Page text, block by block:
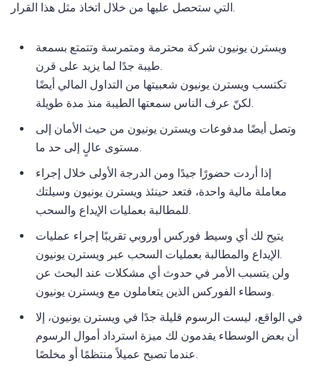
التي ستحصل عليها من خلال اتخاذ مثل هذا القرار.
ويسترن يونيون شركة محترمة ومتمرسة وتتمتع بسمعة
طيبة جدًا لما يزيد على قرن.
تكتسب ويسترن يونيون شعبيتها من التداول المالي أيضًا
لكنّ عرف الناس سمعتها الطيبة منذ مدة طويلة.
وتصل أيضًا مدفوعات ويسترن يونيون من حيث الأمان إلى
مستوى عالٍ إلى حد ما.
إذا أردت حضورًا جيدًا ومن الدرجة الأولى خلال إجراء
معاملة مالية واحدة، فتعد حينئذ ويسترن يونيون وسيلتك
للمطالبة بعمليات الإيداع والسحب.
يتيح لك أي وسيط فوركس أوروبي تقريبًا إجراء عمليات
الإيداع والمطالبة بعمليات السحب عبر ويسترن يونيون.
ولن يتسبب الأمر في حدوث أي مشكلات عند البحث عن
وسطاء الفوركس الذين يتعاملون مع ويسترن يونيون.
في الواقع، ليست الرسوم قليلة جدًا في ويسترن يونيون، إلا
أن بعض الوسطاء يقدمون لك ميزة استرداد أموال الرسوم
عندما تصبح عميلاً منتظمًا أو مخلصًا.